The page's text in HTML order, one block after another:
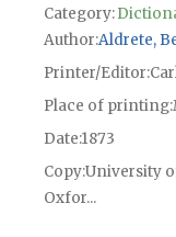
Category:
Author Aldrete,
Printer/Editor
Place of printing
Date1873
CopyUniversity
Oxfor...